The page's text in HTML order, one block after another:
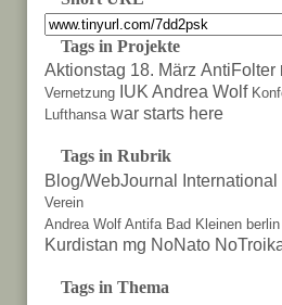
Tags in Projekte
Aktionstag 18. März AntiFolter
Vernetzung IUK Andrea Wolf
Lufthansa war starts here
Tags in Rubrik
Blog/WebJournal International
Verein
Andrea Wolf Antifa Bad Kleinen berlin
Kurdistan mg NoNato
Tags in Thema